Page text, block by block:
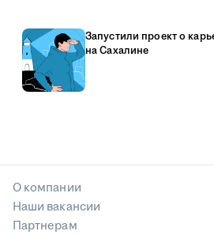
Запустили проект о
на Сахалине
О компании
Наши вакансии
Партнерам